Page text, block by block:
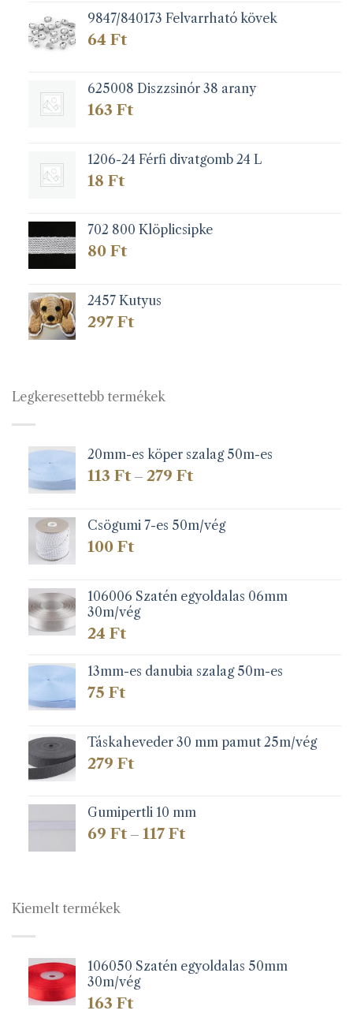
9847/840173 Felvarrható kövek
64 Ft
625008 Diszzsinór 38 arany
163 Ft
1206-24 Férfi divatgomb 24 L
18 Ft
702 800 Klöplicsipke
80 Ft
2457 Kutyus
297 Ft
Legkeresettebb termékek
20mm-es köper szalag 50m-es
113 Ft – 279 FtÁrtartomány:
279 Ft
Csögumi 7-es 50m/vég
100 Ft
106006 Szatén egyoldalas 06mm
30m/vég
24 Ft
13mm-es danubia szalag 50m-es
75 Ft
Táskaheveder 30 mm pamut 25m/vég
279 Ft
Gumipertli 10 mm
69 Ft – 117 FtÁrtartomány:
Kiemelt termékek
106050 Szatén egyoldalas 50mm
30m/vég
163 Ft